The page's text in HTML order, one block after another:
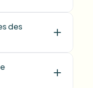
des